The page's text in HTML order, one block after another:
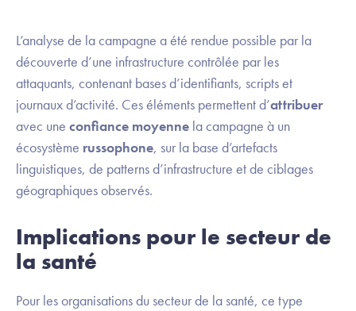
L’analyse de la campagne a été rendue possible par la
découverte d’une infrastructure contrôlée par les
attaquants, contenant bases d’identifiants, scripts et
journaux d’activité. Ces éléments permettent d’attribuer
avec une confiance moyenne la campagne à un
écosystème russophone, sur la base d’artefacts
linguistiques, de patterns d’infrastructure et de ciblages
géographiques observés.
Implications pour le secteur de
la santé
Pour les organisations du secteur de la santé, ce type